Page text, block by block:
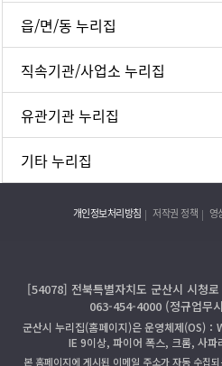
읍/면/동 누리집
직속기관/사업소 누리집
유관기관 누리집
기타 누리집
개인정보처리방침 저작권 정책 영
[54078] 전북특별자치도 군산시 시청
063-454-4000 (정규업무
군산시 누리집(홈페이지)은 운영체제(OS)
IE 9이상, 파이어 폭스, 크롬, 사파
본 홈페이지에 게시된 이메일 주소가 자동 수집